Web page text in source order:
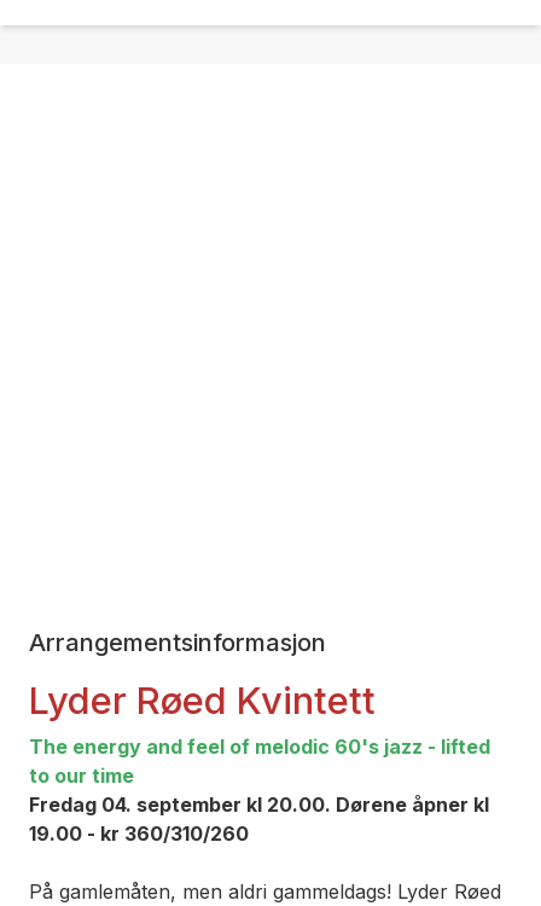
Arrangementsinformasjon
­Lyder Røed Kvintett­
The energy and feel of melodic 60's jazz - lifted
to our time
Fredag 04. september kl 20.00. Dørene åpner kl
19.00 - kr 360/310/260
På gamlemåten, men aldri gammeldags! Lyder Røed